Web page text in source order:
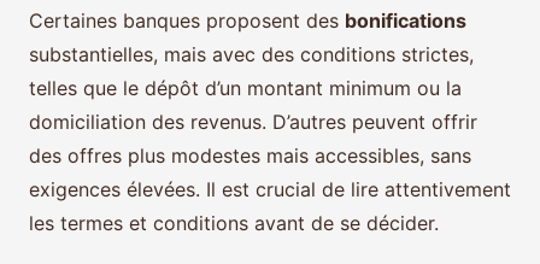
Certaines banques proposent des bonifications
substantielles, mais avec des conditions strictes,
telles que le dépôt d’un montant minimum ou la
domiciliation des revenus. D’autres peuvent offrir
des offres plus modestes mais accessibles, sans
exigences élevées. Il est crucial de lire attentivement
les termes et conditions avant de se décider.